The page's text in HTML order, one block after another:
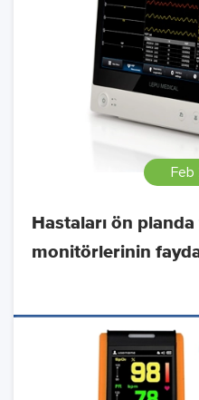
Feb
Hastaları ön
monitörlerinin